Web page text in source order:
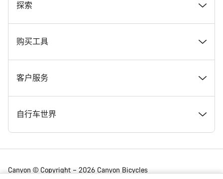
奖项
在 Canyon 工作
Canyon 新闻发布室
条款和条件
法律披露
探索
新闻和故事
提示和建议
Canyon Home Koblenz
会员礼遇
购买工具
找到您梦寐以求的 Canyon 自行车
现货自行车
找到您的 Canyon 尺寸
客户服务
支持中心
服务网点
自行车世界
公路车
Canyon © Copyright – 2026 Canyon Bicycles